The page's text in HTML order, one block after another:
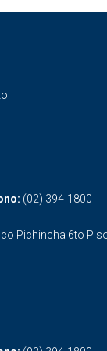
(02) 394-1800
Pichincha 6to